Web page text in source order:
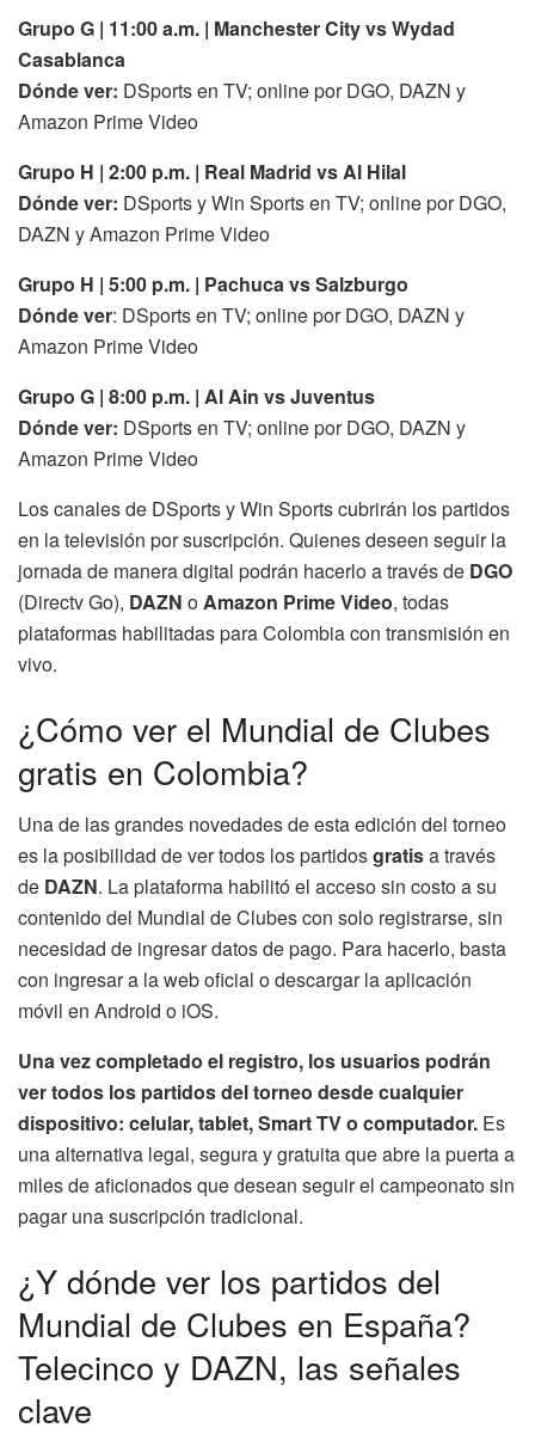
Grupo G | 11:00 a.m. | Manchester City vs Wydad
Casablanca
Dónde ver: DSports en TV; online por DGO, DAZN y
Amazon Prime Video
Grupo H | 2:00 p.m. | Real Madrid vs Al Hilal
Dónde ver: DSports y Win Sports en TV; online por DGO,
DAZN y Amazon Prime Video
Grupo H | 5:00 p.m. | Pachuca vs Salzburgo
Dónde ver: DSports en TV; online por DGO, DAZN y
Amazon Prime Video
Grupo G | 8:00 p.m. | Al Ain vs Juventus
Dónde ver: DSports en TV; online por DGO, DAZN y
Amazon Prime Video
Los canales de DSports y Win Sports cubrirán los partidos
en la televisión por suscripción. Quienes deseen seguir la
jornada de manera digital podrán hacerlo a través de DGO
(Directv Go), DAZN oAmazon Prime Video, todas
plataformas habilitadas para Colombia con transmisión en
vivo.
¿Cómo ver el Mundial de Clubes
gratis en Colombia?
Una de las grandes novedades de esta edición del torneo
es la posibilidad de ver todos los partidosgratisa través
de DAZN. La plataforma habilitó el acceso sin costo a su
contenido del Mundial de Clubes con solo registrarse, sin
necesidad de ingresar datos de pago. Para hacerlo, basta
con ingresar a la web oficial o descargar la aplicación
móvil en Android o iOS.
Una vez completado el registro, los usuarios podrán
ver todos los partidos del torneo desde cualquier
dispositivo: celular, tablet, Smart TV o computador. Es
una alternativa legal, segura y gratuita que abre la puerta a
miles de aficionados que desean seguir el campeonato sin
pagar una suscripción tradicional.
¿Y dónde ver los partidos del
Mundial de Clubes en España?
Telecinco y DAZN, las señales
clave